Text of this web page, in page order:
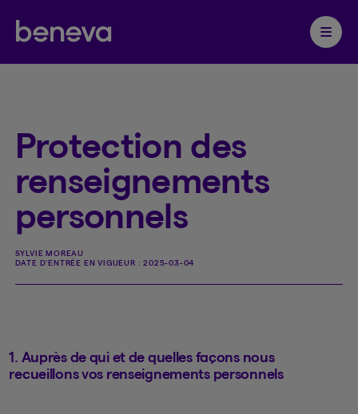
Partenaire Beneva
Ouvrir
Protection des
renseignements
personnels
SYLVIE MOREAU
DATE D'ENTRÉE EN VIGUEUR :2025-03-04
1. Auprès de qui et de quelles façons nous
recueillons vos renseignements personnels